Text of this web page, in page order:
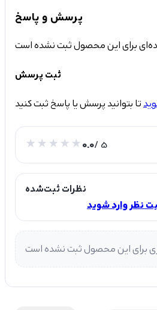
پرسش و پاسخ
ثبت پرسش
0.0/ 5
نظرات ثبت‌شده
نظر وارد شوید